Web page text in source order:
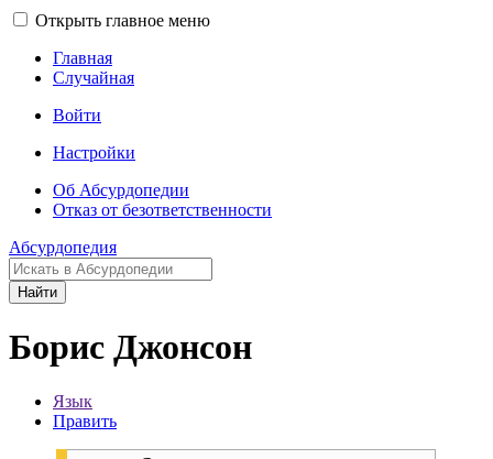
Открыть главное меню
Главная
Случайная
Войти
Настройки
Об Абсурдопедии
Отказ от безответственности
Абсурдопедия
Найти
Борис Джонсон
Язык
Править